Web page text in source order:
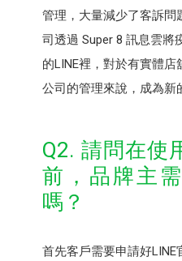
管理，大量減少了客訴問
司透過 Super 8 訊息雲將
的LINE裡，對於有實體
公司的管理來說，成為新
Q2. 請問在使
前，品牌主
嗎？
首先客戶需要申請好